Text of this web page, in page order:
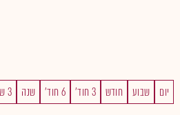
יום שבוע חודש 3 חוד' 6 חוד' שנה 3 שנים